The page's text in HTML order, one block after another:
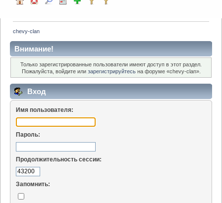
chevy-clan
Внимание!
Только зарегистрированные пользователи имеют доступ в этот раздел.
Пожалуйста, войдите или зарегистрируйтесьна форуме «chevy-clan».
Вход
Имя пользователя:
Пароль:
Продолжительность сессии:
Запомнить: